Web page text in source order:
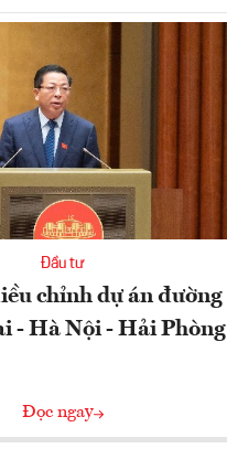
Đầu tư
chỉnh dự án đường
- Hà Nội - Hải Phòng
Đọc ngay